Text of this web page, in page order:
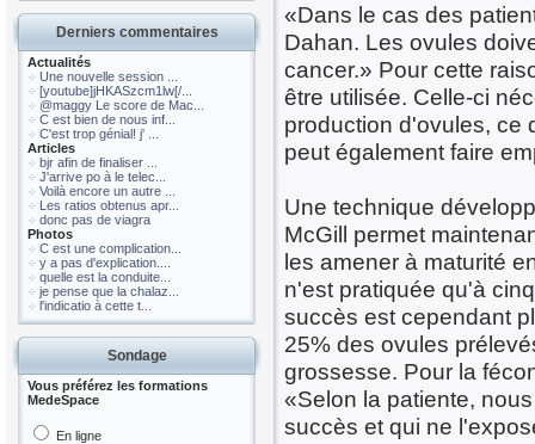
Derniers commentaires
Actualités
Une nouvelle session ...
[youtube]jHKASzcm1lw[/...
@maggy Le score de Mac...
C est bien de nous inf...
C'est trop génial! j' ...
Articles
bjr afin de finaliser ...
J'arrive po à le telec...
Voilà encore un autre ...
Les ratios obtenus apr...
donc pas de viagra
Photos
C est une complication...
y a pas d'explication....
quelle est la conduite...
je pense que la chalaz...
l'indicatio à cette t...
Sondage
Vous préférez les formations
MedeSpace
En ligne
«Dans le cas des
Dahan. Les ovules
cancer.» Pour cette
être utilisée. Celle-ci
production d'ovules, ce
peut également faire
Une technique
McGill permet
les amener à maturité
n'est pratiquée qu'à
succès est cependant
25% des ovules
grossesse. Pour la
«Selon la patiente,
succès et qui ne